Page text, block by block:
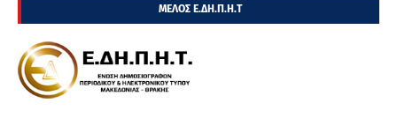
ΜΕΛΟΣ Ε.ΔΗ.Π.Η.Τ